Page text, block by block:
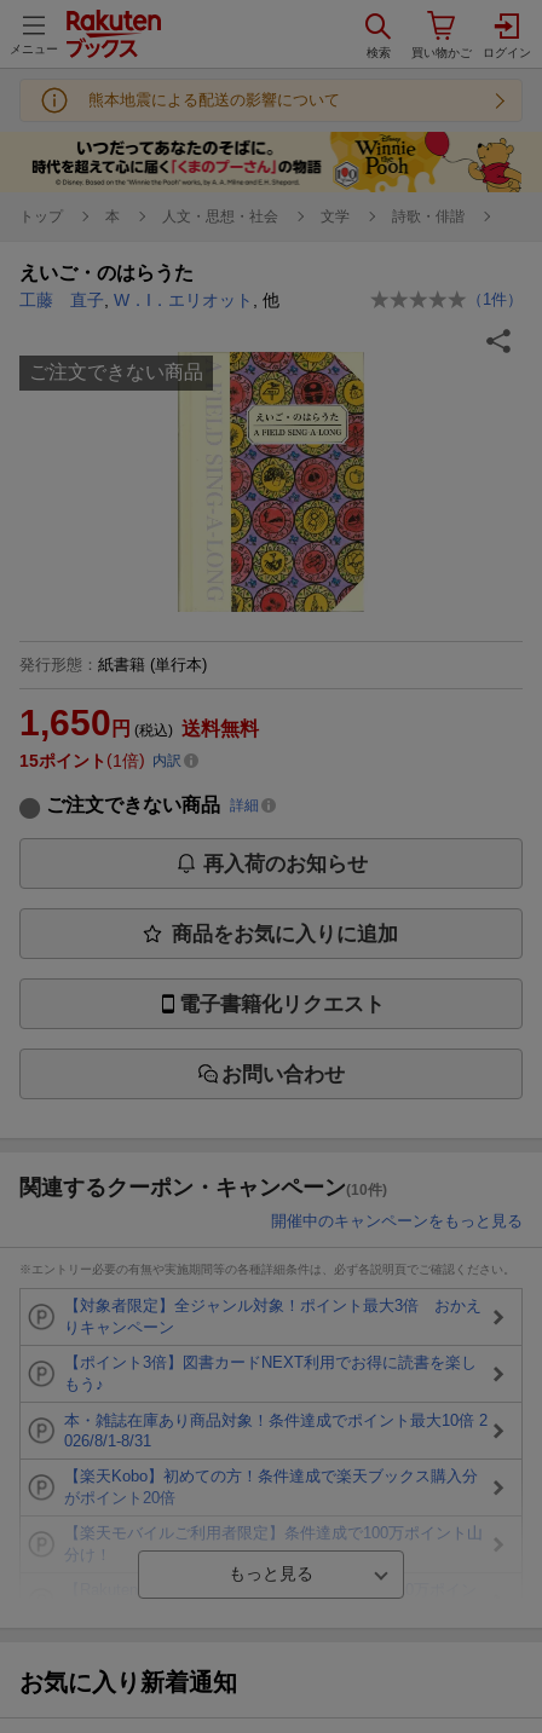
メニュー
熊本地震による配送の影響について
トップ 本 人文・思想・社会 文学 詩歌・俳諧
えいご・のはらうた
工藤 直子 W．I．エリオット , 他 （ 1 件）
ご注文できない商品
発行形態 ： 紙書籍 (単行本)
1,650 円 (税込) 送料無料
15ポイント 1倍 内訳
ご注文できない商品 詳細
再入荷のお知らせ
商品をお気に入りに追加
電子書籍化リクエスト
お問い合わせ
関連するクーポン・キャンペーン(10件)
開催中のキャンペーンをもっと見る
※エントリー必要の有無や実施期間等の各種詳細条件は、必ず各説明頁でご確認ください。
【対象者限定】全ジャンル対象！ポイント最大3倍 おかえ
りキャンペーン
【ポイント3倍】図書カードNEXT利用でお得に読書を楽し
もう♪
本・雑誌在庫あり商品対象！条件達成でポイント最大10倍 2
026/8/1-8/31
【楽天Kobo】初めての方！条件達成で楽天ブックス購入分
がポイント20倍
【楽天モバイルご利用者限定】条件達成で100万ポイント山
分け！
が当たる！
お気に入り新着通知